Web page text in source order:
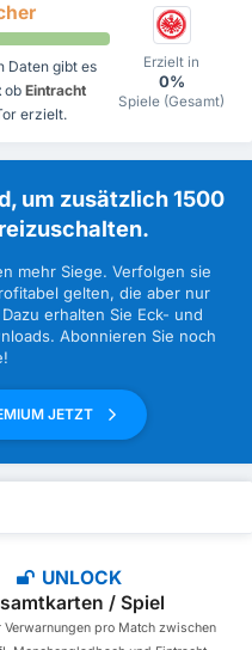
Daten gibt es
ob Eintracht
erzielt.
Erzielt in
0%
Spiele (Gesamt)
um zusätzlich 1500
mehr Siege. Verfolgen sie
gelten, die aber nur
erhalten Sie Eck- und
Abonnieren Sie noch
JETZT
UNLOCK
/ Spiel
Verwarnungen pro Match zwischen